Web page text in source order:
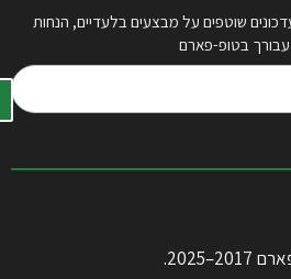
שוטפים על מבצעים בלעדיים, הנחות
עבורך בטופ-פארם